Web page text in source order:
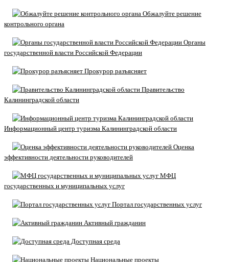
Обжалуйте решение
контрольного органа
Органы
государственной власти Российской Федерации
Прокурор разъясняет
Правительство
Калининградской области
Информационный центр туризма Калининградской области
Оценка
эффективности деятельности руководителей
МФЦ
государственных и муниципальных услуг
Портал государственных услуг
Активный гражданин
Доступная среда
Национальные проекты